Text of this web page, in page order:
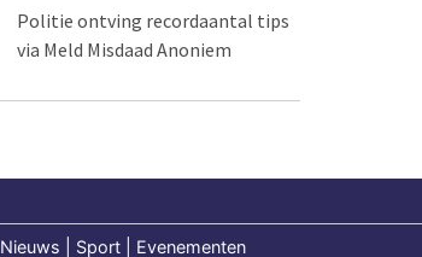
Politie ontving recordaantal tips
via Meld Misdaad Anoniem
Nieuws | Sport | Evenementen